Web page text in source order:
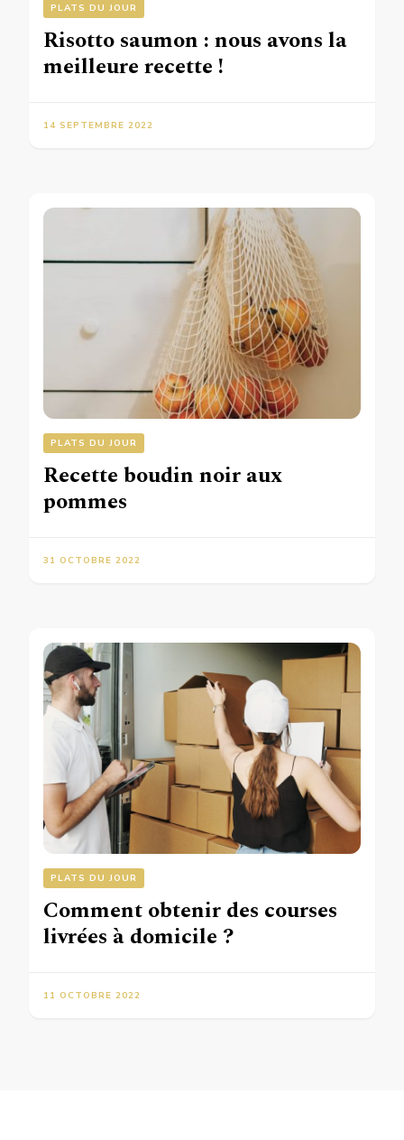
PLATS DU JOUR
Risotto saumon : nous avons la
meilleure recette !
14 SEPTEMBRE 2022
PLATS DU JOUR
Recette boudin noir aux
pommes
31 OCTOBRE 2022
PLATS DU JOUR
Comment obtenir des courses
livrées à domicile ?
11 OCTOBRE 2022